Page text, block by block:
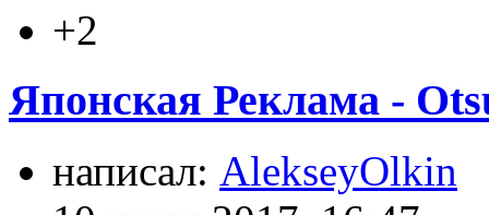
+2
Японская Реклама -
написал: AlekseyOlkin